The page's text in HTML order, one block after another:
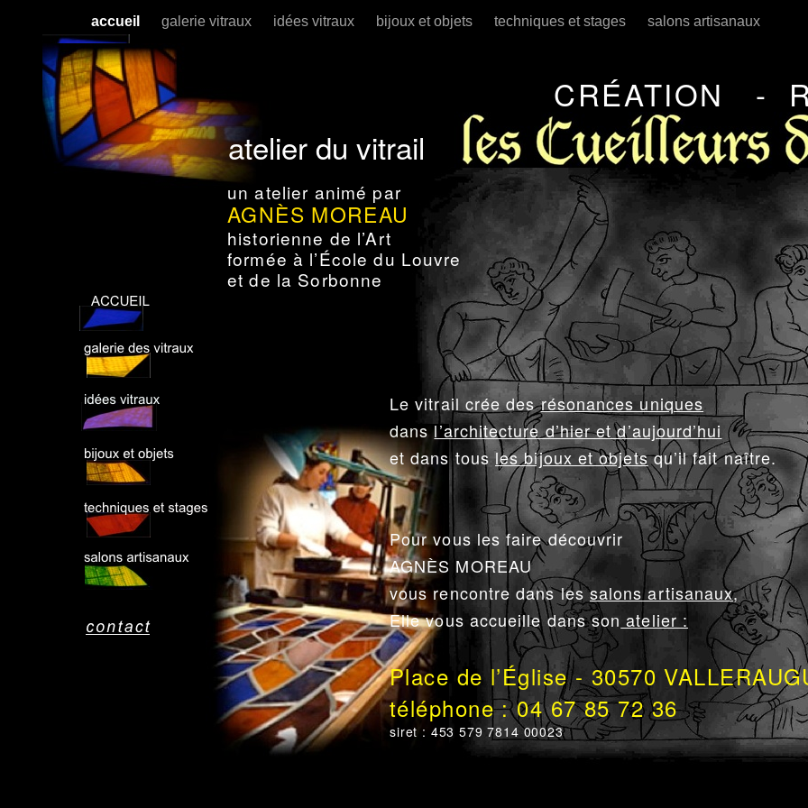
accueil galerie vitraux idées vitraux bijoux et objets techniques et stages salons artisanaux
CRÉATION -
atelier du vitrail
un atelier animé par
AGNÈS MOREAU
historienne de l’Art
formée à l’École du Louvre
et de la Sorbonne
Le vitrail crée desrésonances uniques
dans l’architecture d’hier et d’aujourd’hui
et dans tous les bijoux et objetsqu’il fait naître.
Pour vous les faire découvrir
AGNÈS MOREAU
vous rencontre dans lessalons artisanaux,
Elle vous accueille dans son atelier :
Place de l’Église - 30570
téléphone : 04 67 85 72 36
siret : 453 579 7814 00023